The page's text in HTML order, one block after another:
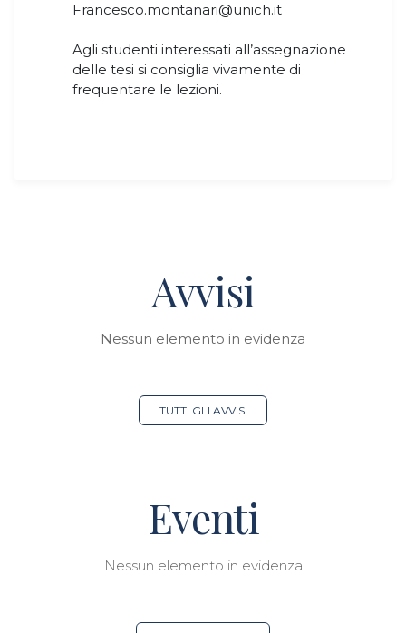
Francesco.montanari@unich.it
Agli studenti interessati all’assegnazione
delle tesi si consiglia vivamente di
frequentare le lezioni.
Avvisi
Nessun elemento in evidenza
TUTTI GLI AVVISI
Eventi
Nessun elemento in evidenza